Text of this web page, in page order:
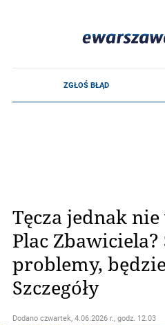
Tęcza jednak
Plac Zbawiciela?
problemy,
Szczegóły
Dodano czwartek, 4.06.2026 r., godz. 12.03